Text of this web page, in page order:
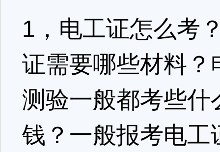
1，电工证怎么考
证需要哪些材料
测验一般都考些
钱？一般报考电